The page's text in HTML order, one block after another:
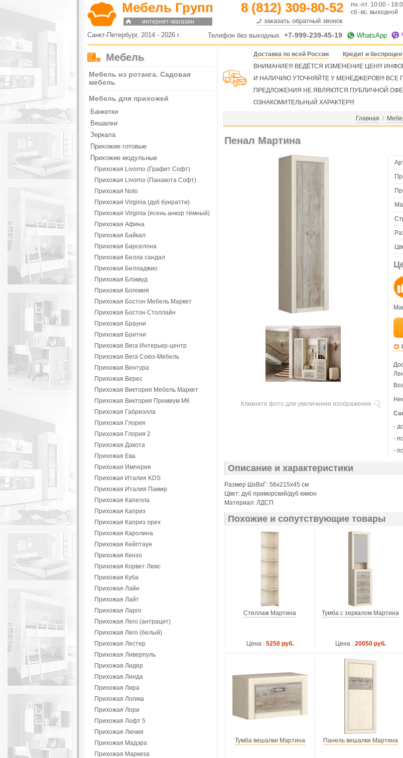
Мебель Групп
интернет-магазин
8 (812) 309-80-52
заказать обратный звонок
пн.-пт. 10:00 -
сб.-вс. выходной
Санкт-Петербург, 2014 - 2026 г. Телефон без выходных +7-999-239-45-19 WhatsApp
Мебель
Мебель из ротанга. Садовая
мебель
Мебель для прихожей
Банкетки
Вешалки
Зеркала
Прихожие готовые
Прихожие модульные
Прихожая Livorno (Графит Софт)
Прихожая Livorno (Панакота Софт)
Прихожая Noto
Прихожая Virginia (дуб бунратти)
Прихожая Virginia (ясень анкор тёмный)
Прихожая Афина
Прихожая Байкал
Прихожая Барселона
Прихожая Белла сандал
Прихожая Белладжио
Прихожая Блэквуд
Прихожая Богемия
Прихожая Бостон Мебель Маркет
Прихожая Бостон Столлайн
Прихожая Брауни
Прихожая Бритни
Прихожая Вега Интерьер-центр
Прихожая Вега Союз-Мебель
Прихожая Вентура
Прихожая Верес
Прихожая Виктория Мебель Маркет
Прихожая Виктория Премиум МК
Прихожая Габриэлла
Прихожая Глория
Прихожая Глория 2
Прихожая Дакота
Прихожая Ева
Прихожая Империя
Прихожая Италия KDS
Прихожая Италия Памир
Прихожая Капелла
Прихожая Каприз
Прихожая Каприз орех
Прихожая Каролина
Прихожая Кейптаун
Прихожая Кензо
Прихожая Корвет Люкс
Прихожая Куба
Прихожая Лайн
Прихожая Лайт
Прихожая Ларго
Прихожая Лего (антрацит)
Прихожая Лего (белый)
Прихожая Лестер
Прихожая Ливерпуль
Прихожая Лидер
Прихожая Линда
Прихожая Лира
Прихожая Логика
Прихожая Лори
Прихожая Лофт 5
Прихожая Лючия
Прихожая Мадэра
Прихожая Маркиза
Доставка по всей России
Кредит и
ВНИМАНИЕ!!! ВЕДЁТСЯ ИЗМЕНЕНИЕ ЦЕН!!!
И НАЛИЧИЮ УТОЧНЯЙТЕ У МЕНЕДЖЕРОВ!!! ВСЕ
ПРЕДЛОЖЕНИЯ НЕ ЯВЛЯЮТСЯ ПУБЛИЧНОЙ
ОЗНАКОМИТЕЛЬНЫЙ ХАРАКТЕР!!!
Главная /
Пенал Мартина
Кликните фото для увеличения изображения
-
-
-
Описание и характеристики
Размер ШхВхГ: 56х215х45 см
Цвет: дуб приморский/дуб юккон
Материал: ЛДСП
Похожие и сопутствующие товары
Стеллаж Мартина
Цена : 5250 руб.
Тумба с зеркалом Мартина
Цена : 20050 руб.
Тумба вешалки Мартина Панель вешалки Мартина